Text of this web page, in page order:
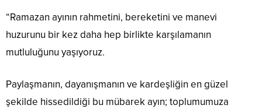
“Ramazan ayının rahmetini, bereketini ve manevi
huzurunu bir kez daha hep birlikte karşılamanın
mutluluğunu yaşıyoruz.
Paylaşmanın, dayanışmanın ve kardeşliğin en güzel
şekilde hissedildiği bu mübarek ayın; toplumumuza